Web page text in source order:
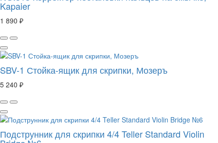
Kapaier
1 890 ₽
SBV-1 Стойка-ящик для скрипки, Мозеръ
5 240 ₽
Подструнник для скрипки 4/4 Teller Standard Violin